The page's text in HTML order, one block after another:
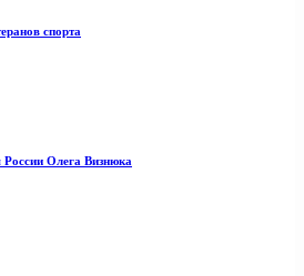
спорта
России Олега Визнюка